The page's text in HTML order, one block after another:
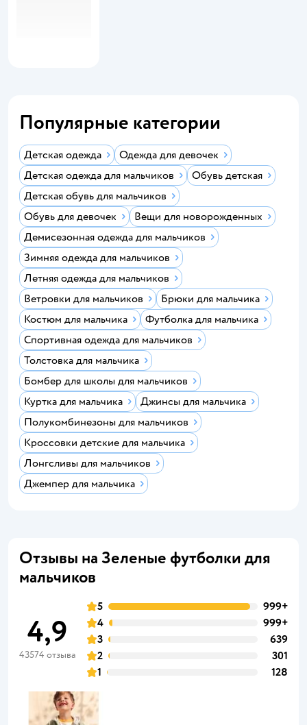
Популярные категории
Детская одежда
Одежда для девочек
Детская одежда для мальчиков
Обувь детская
Детская обувь для мальчиков
Обувь для девочек
Вещи для новорожденных
Демисезонная одежда для мальчиков
Зимняя одежда для мальчиков
Летняя одежда для мальчиков
Ветровки для мальчиков
Брюки для мальчика
Костюм для мальчика
Футболка для мальчика
Cпортивная одежда для мальчиков
Толстовка для мальчика
Бомбер для школы для мальчиков
Куртка для мальчика
Джинсы для мальчика
Полукомбинезоны для мальчиков
Кроссовки детские для мальчика
Лонгсливы для мальчиков
Джемпер для мальчика
Отзывы на Зеленые футболки для
мальчиков
4,9
43574 отзыва
5
999+
4
999+
3
639
2
301
1
128